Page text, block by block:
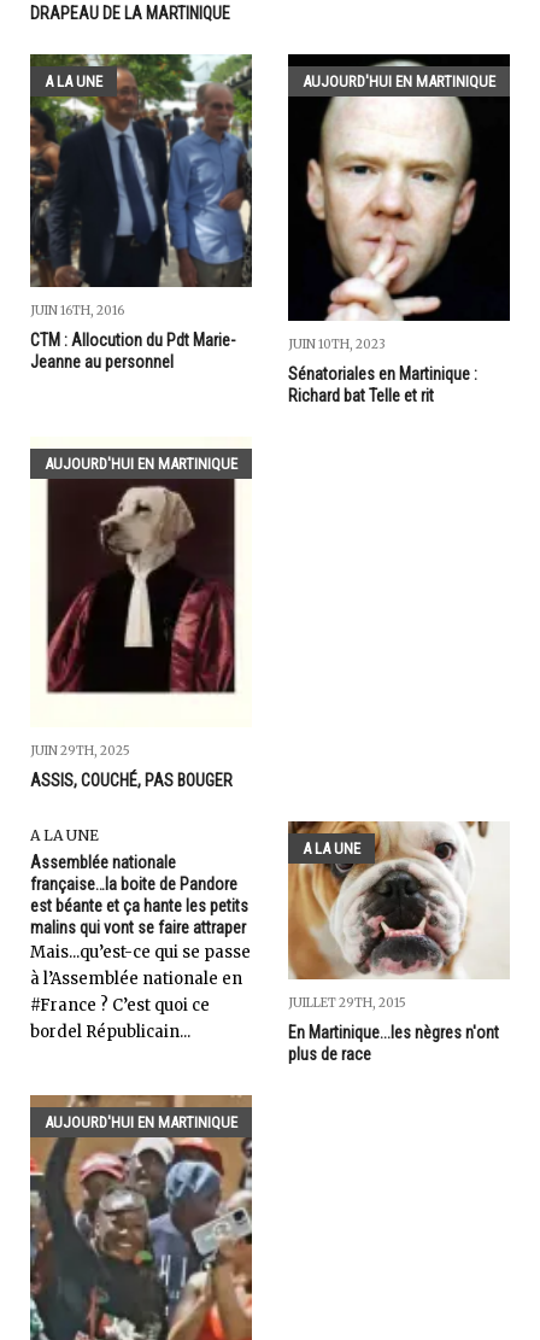
DRAPEAU DE LA MARTINIQUE
A LA UNE
JUIN 16TH, 2016
CTM : Allocution du Pdt Marie-
Jeanne au personnel
AUJOURD'HUI EN MARTINIQUE
JUIN 10TH, 2023
Sénatoriales en Martinique :
Richard bat Telle et rit
AUJOURD'HUI EN MARTINIQUE
JUIN 29TH, 2025
ASSIS, COUCHÉ, PAS BOUGER
A LA UNE
Assemblée nationale
française…la boite de Pandore
est béante et ça hante les petits
malins qui vont se faire attraper
Mais...qu’est-ce qui se passe
à l’Assemblée nationale en
#France ? C’est quoi ce
bordel Républicain...
A LA UNE
JUILLET 29TH, 2015
En Martinique...les nègres n'ont
plus de race
AUJOURD'HUI EN MARTINIQUE